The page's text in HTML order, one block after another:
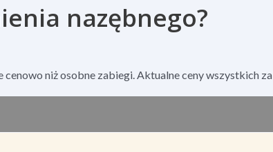
nazębnego?
niż osobne zabiegi. Aktualne ceny wszystkich